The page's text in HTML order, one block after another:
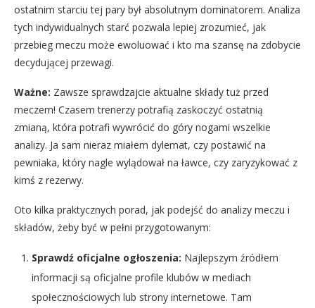
ostatnim starciu tej pary był absolutnym dominatorem. Analiza
tych indywidualnych starć pozwala lepiej zrozumieć, jak
przebieg meczu może ewoluować i kto ma szansę na zdobycie
decydującej przewagi.
Ważne: Zawsze sprawdzajcie aktualne składy tuż przed
meczem! Czasem trenerzy potrafią zaskoczyć ostatnią
zmianą, która potrafi wywrócić do góry nogami wszelkie
analizy. Ja sam nieraz miałem dylemat, czy postawić na
pewniaka, który nagle wylądował na ławce, czy zaryzykować z
kimś z rezerwy.
Oto kilka praktycznych porad, jak podejść do analizy meczu i
składów, żeby być w pełni przygotowanym:
Sprawdź oficjalne ogłoszenia: Najlepszym źródłem
informacji są oficjalne profile klubów w mediach
społecznościowych lub strony internetowe. Tam